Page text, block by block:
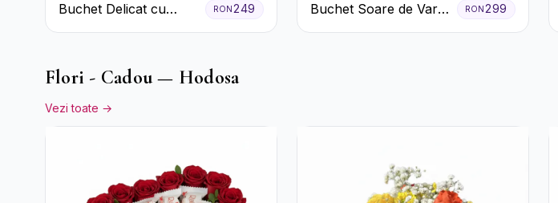
Buchet Delicat cu
Garoafe Roz și
RON249
Buchet Soare de Vară
cu Trandafiri Galbeni
RON299
Flori - Cadou — Hodosa
Vezi toate →